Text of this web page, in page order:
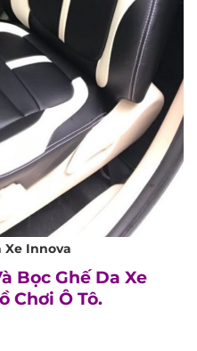
Xe Innova
Bọc Ghế Da Xe
Chơi Ô Tô.